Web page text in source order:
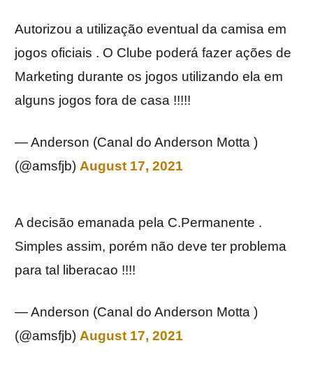
Autorizou a utilização eventual da camisa em
jogos oficiais . O Clube poderá fazer ações de
Marketing durante os jogos utilizando ela em
alguns jogos fora de casa !!!!!
— Anderson (Canal do Anderson Motta )
(@amsfjb) August 17, 2021
A decisão emanada pela C.Permanente .
Simples assim, porém não deve ter problema
para tal liberacao !!!!
— Anderson (Canal do Anderson Motta )
(@amsfjb) August 17, 2021